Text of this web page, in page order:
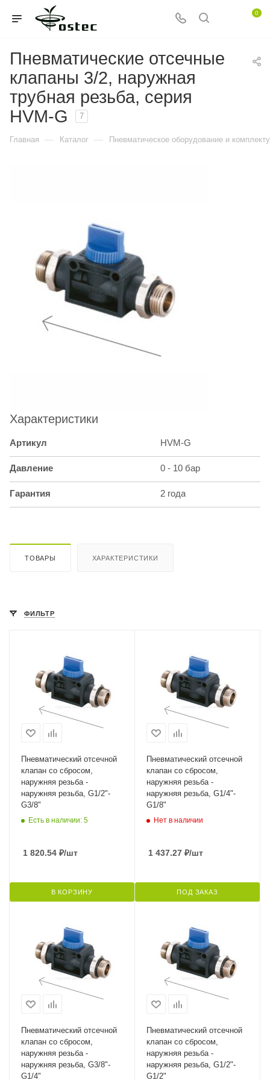
0
Пневматические отсечные
клапаны 3/2, наружная
трубная резьба, серия
HVM-G
7
Главная — Каталог — Пневматическое оборудование и
Характеристики
Артикул HVM-G
Давление 0 - 10 бар
Гарантия 2 года
ТОВАРЫ ХАРАКТЕРИСТИКИ
ФИЛЬТР
Пневматический отсечной
клапан со сбросом,
наружняя резьба -
наружняя резьба, G1/2"-
G3/8"
Есть в наличии: 5
1 820.54 ₽/шт
В КОРЗИНУ
Пневматический отсечной
клапан со сбросом,
наружняя резьба -
наружняя резьба, G1/4"-
G1/8"
Нет в наличии
1 437.27 ₽/шт
ПОД ЗАКАЗ
Пневматический отсечной
клапан со сбросом,
наружняя резьба -
наружняя резьба, G3/8"-
G1/4"
Пневматический отсечной
клапан со сбросом,
наружняя резьба -
наружняя резьба, G1/2"-
G1/2"